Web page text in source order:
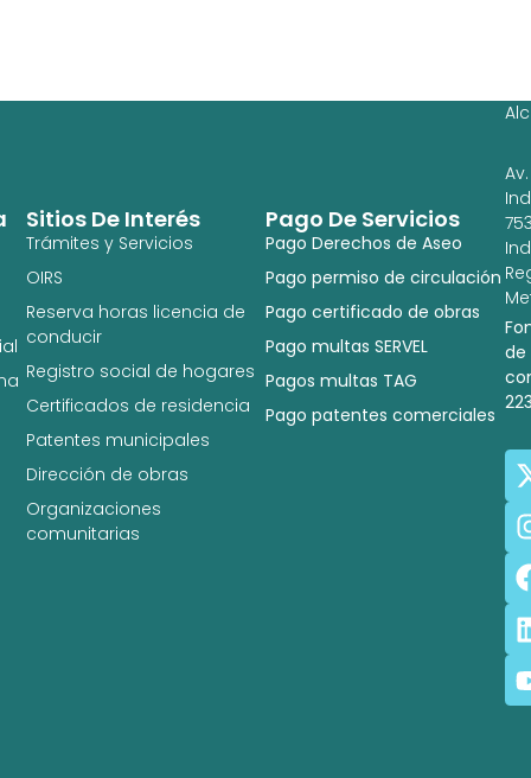
Pago De Servicios
Pago Derechos de Aseo
Pago permiso de circulación
Pago certificado de obras
Pago multas SERVEL
Pagos multas TAG
Pago patentes comerciales
Sitios De Interés
Trámites y Servicios
OIRS
Reserva horas licencia de
conducir
Registro social de hogares
Certificados de residencia
Patentes municipales
Dirección de obras
Organizaciones
comunitarias
Av.
de